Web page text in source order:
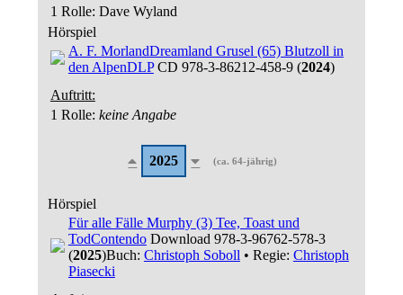
1 Rolle: Dave Wyland
Hörspiel
A. F. MorlandDreamland Grusel (65) Blutzoll in
den AlpenDLPCD 978-3-86212-458-9 (2024)
Auftritt:
1 Rolle: keine Angabe
2025 (ca. 64-jährig)
Hörspiel
Für alle Fälle Murphy (3) Tee, Toast und
TodContendoDownload 978-3-96762-578-3
(2025)Buch: Christoph Soboll • Regie: Christoph
Piasecki